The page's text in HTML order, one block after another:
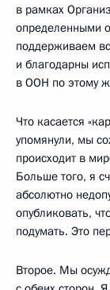
в рамках
определенными
поддерживаем
и благодарны
в ООН по этому
Что касается
упомянули, мы
происходит в
Больше того, я
абсолютно
опубликовать,
подумать. Это
Второе. Мы